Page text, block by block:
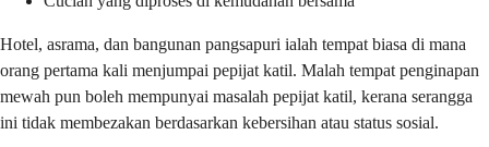
Hotel, asrama, dan bangunan pangsapuri ialah tempat biasa di mana
orang pertama kali menjumpai pepijat katil. Malah tempat penginapan
mewah pun boleh mempunyai masalah pepijat katil, kerana serangga
ini tidak membezakan berdasarkan kebersihan atau status sosial.